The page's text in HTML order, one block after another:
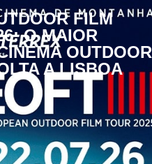
FILM
O MAIOR
OUTDOOR
A LISBOA